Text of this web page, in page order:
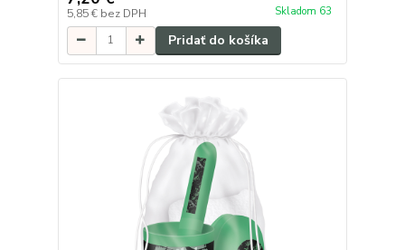
5,85 € bez DPH Skladom 63
Pridať do košíka